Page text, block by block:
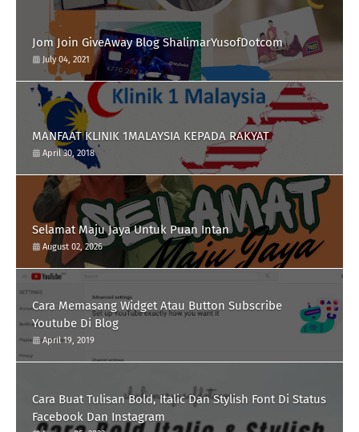
Jom Join GiveAway Blog ShalimarYusofDotcom
July 04, 2021
MANFAAT KLINIK 1MALAYSIA KEPADA RAKYAT
April 30, 2018
Selamat Maju Jaya Untuk Puan Intan
August 02, 2026
Cara Memasang Widget Atau Button Subscribe
Youtube Di Blog
April 19, 2019
Cara Buat Tulisan Bold, Italic Dan Stylish Font Di Status
Facebook Dan Instagram